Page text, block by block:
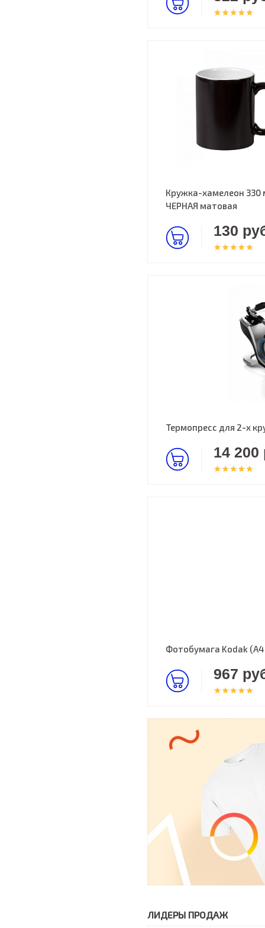
Кружка-хамелеон 330
ЧЕРНАЯ матовая
130
Термопресс для 2-х
14 200
Фотобумага Kodak
967
ЛИДЕРЫ ПРОДАЖ